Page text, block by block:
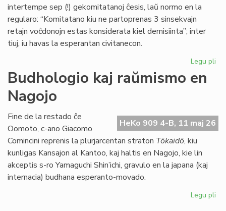
intertempe sep (!) gekomitatanoj ĉesis, laŭ normo en la
regularo: “Komitatano kiu ne partoprenas 3 sinsekvajn
retajn voĉdonojn estas konsiderata kiel demisiinta”; inter
tiuj, iu havas la esperantan civitanecon.
Legu pli
la
Budhologio kaj raŭmismo en
Nagojo
HeKo 909 4-B, 11 maj 26
Fine de la restado ĉe
Oomoto, c-ano Giacomo
Comincini reprenis la plurjarcentan straton Tōkaidō, kiu
kunligas Kansajon al Kantoo, kaj haltis en Nagojo, kie lin
akceptis s-ro Yamaguchi Shin’ichi, gravulo en la japana (kaj
internacia) budhana esperanto-movado.
Legu pli